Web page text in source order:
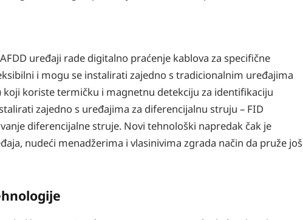
uređaji rade digitalno praćenje kablova za specifične
i mogu se instalirati zajedno s tradicionalnim uređajima
koriste termičku i magnetnu detekciju za identifikaciju
zajedno s uređajima za diferencijalnu struju – FID
diferencijalne struje. Novi tehnološki napredak čak je
nudeći menadžerima i vlasinivima zgrada način da pruže još